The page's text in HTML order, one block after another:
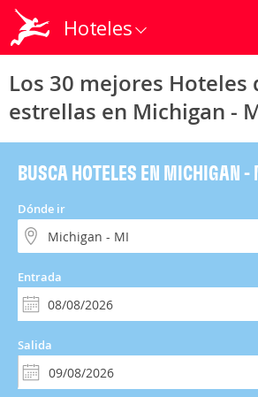
Hoteles
Los 30 mejores Hoteles
estrellas en Michigan -
BUSCA HOTELES EN MICHIGAN
Dónde ir
Entrada
Salida